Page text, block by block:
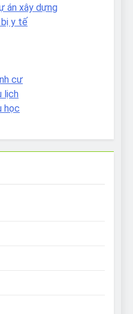
án xây dựng
y tế
cư
lịch
học